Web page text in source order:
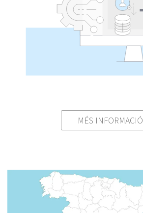
MÉS INFORMACIÓ